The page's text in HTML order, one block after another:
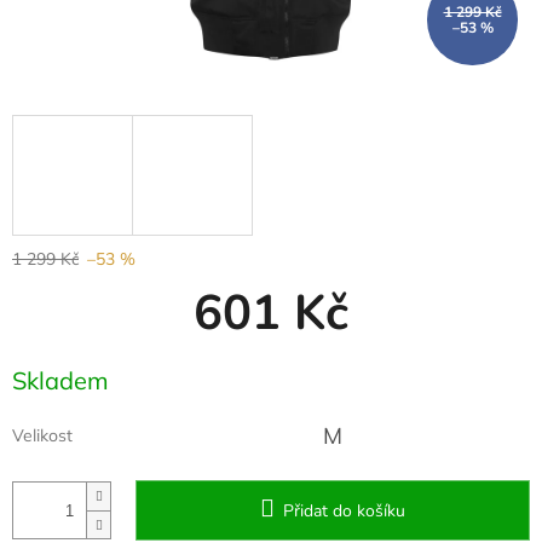
1 299 Kč
–53 %
1 299 Kč –53 %
601 Kč
Měrná
cena:
Skladem
Velikost M
Přidat do košíku